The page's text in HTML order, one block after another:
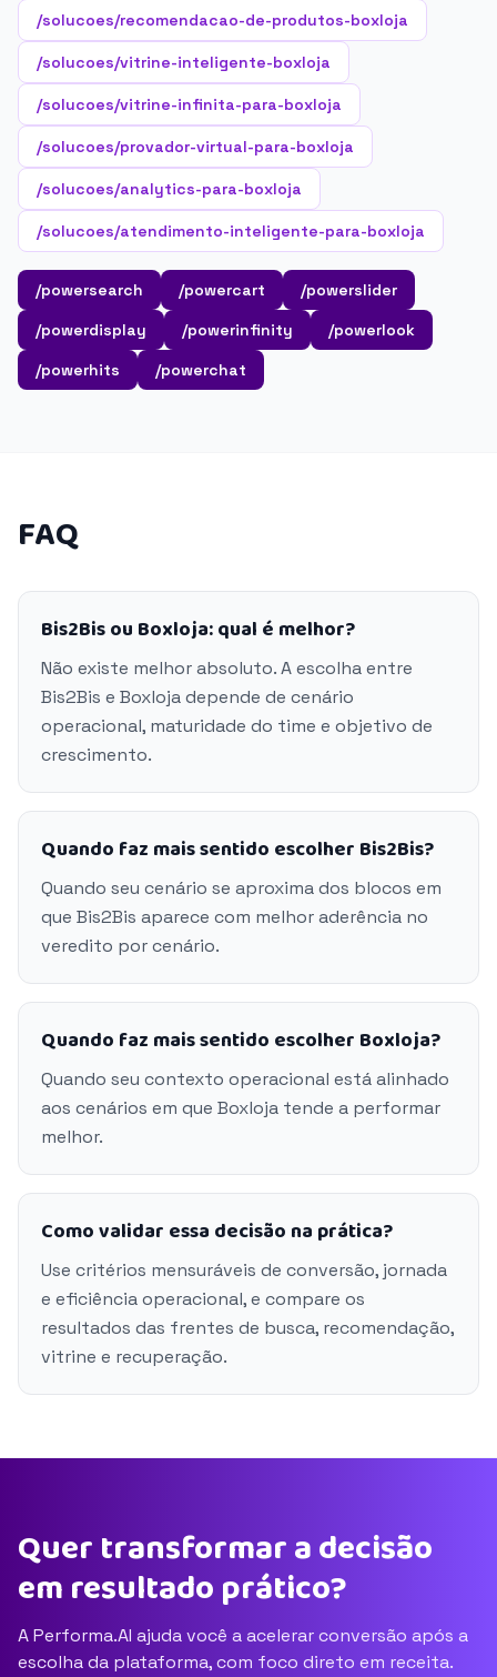
/solucoes/recomendacao-de-produtos-boxloja
/solucoes/vitrine-inteligente-boxloja
/solucoes/vitrine-infinita-para-boxloja
/solucoes/provador-virtual-para-boxloja
/solucoes/analytics-para-boxloja
/solucoes/atendimento-inteligente-para-boxloja
/powersearch /powercart
/powerslider
/powerdisplay
/powerinfinity
/powerlook
/powerhits
/powerchat
FAQ
Bis2Bis ou Boxloja: qual é melhor?
Não existe melhor absoluto. A escolha entre
Bis2Bis e Boxloja depende de cenário
operacional, maturidade do time e objetivo de
crescimento.
Quando faz mais sentido escolher Bis2Bis?
Quando seu cenário se aproxima dos blocos em
que Bis2Bis aparece com melhor aderência no
veredito por cenário.
Quando faz mais sentido escolher Boxloja?
Quando seu contexto operacional está alinhado
aos cenários em que Boxloja tende a performar
melhor.
Como validar essa decisão na prática?
Use critérios mensuráveis de conversão, jornada
e eficiência operacional, e compare os
resultados das frentes de busca, recomendação,
vitrine e recuperação.
Quer transformar a decisão
em resultado prático?
A Performa.AI ajuda você a acelerar conversão após a
escolha da plataforma, com foco direto em receita.